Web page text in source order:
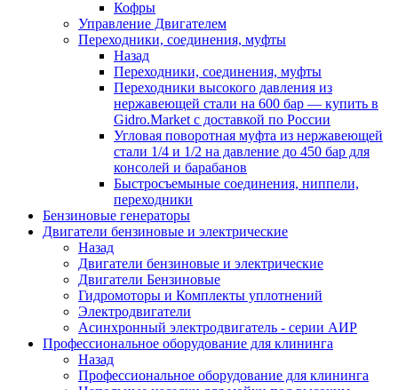
Кофры
Управление Двигателем
Переходники, соединения, муфты
Назад
Переходники, соединения, муфты
Переходники высокого давления из
нержавеющей стали на 600 бар — купить в
Gidro.Market с доставкой по России
Угловая поворотная муфта из нержавеющей
стали 1/4 и 1/2 на давление до 450 бар для
консолей и барабанов
Быстросъемыные соединения, ниппели,
переходники
Бензиновые генераторы
Двигатели бензиновые и электрические
Назад
Двигатели бензиновые и электрические
Двигатели Бензиновые
Гидромоторы и Комплекты уплотнений
Электродвигатели
Асинхронный электродвигатель - серии АИР
Профессиональное оборудование для клининга
Назад
Профессиональное оборудование для клининга